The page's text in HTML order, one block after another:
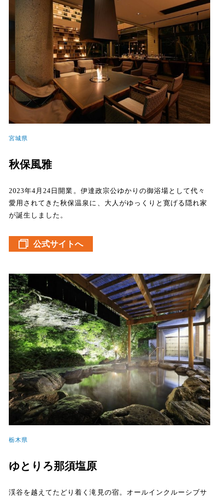
宮城県
秋保風雅
2023年4月24日開業。伊達政宗公ゆかりの御浴場として代々
愛用されてきた秋保温泉に、大人がゆっくりと寛げる隠れ家
が誕生しました。
公式サイトへ
栃木県
ゆとりろ那須塩原
渓谷を越えてたどり着く滝見の宿。オールインクルーシブサ